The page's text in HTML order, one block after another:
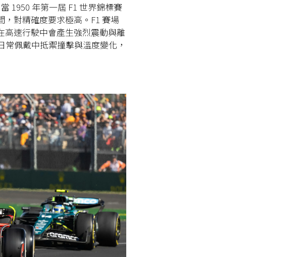
1950 年第一屆 F1 世界錦標賽
對精確度要求極高。F1 賽場
速行駛中會產生強烈震動與離
佩戴中抵禦撞擊與溫度變化，